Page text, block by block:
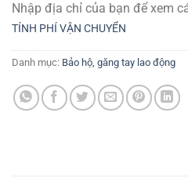
Nhập địa chỉ của bạn để xem
TÍNH PHÍ VẬN CHUYỂN
Danh mục: Bảo hộ, găng tay lao động